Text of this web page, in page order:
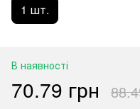
1 шт.
В наявності
70.79 грн